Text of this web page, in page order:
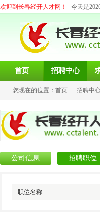
欢迎到长春经开人才网！ 今天是
首页 招聘中心
您现在的位置： 首页 — 招聘中
公司信息 招聘职位
职位名称